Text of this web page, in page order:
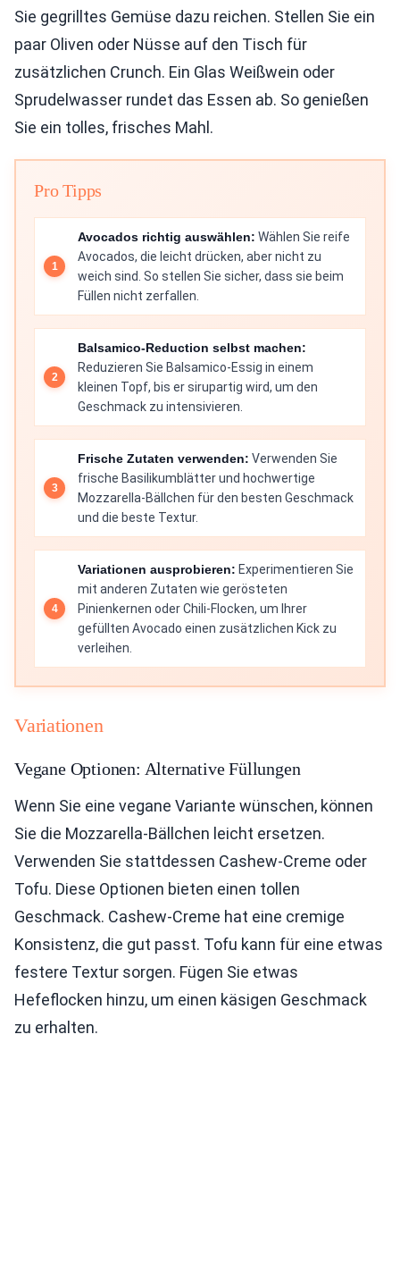
Sie gegrilltes Gemüse dazu reichen. Stellen Sie ein
paar Oliven oder Nüsse auf den Tisch für
zusätzlichen Crunch. Ein Glas Weißwein oder
Sprudelwasser rundet das Essen ab. So genießen
Sie ein tolles, frisches Mahl.
Pro Tipps
Avocados richtig auswählen: Wählen Sie reife
Avocados, die leicht drücken, aber nicht zu
weich sind. So stellen Sie sicher, dass sie beim
Füllen nicht zerfallen.
Balsamico-Reduction selbst machen:
Reduzieren Sie Balsamico-Essig in einem
kleinen Topf, bis er sirupartig wird, um den
Geschmack zu intensivieren.
Frische Zutaten verwenden: Verwenden Sie
frische Basilikumblätter und hochwertige
Mozzarella-Bällchen für den besten Geschmack
und die beste Textur.
Variationen ausprobieren: Experimentieren Sie
mit anderen Zutaten wie gerösteten
Pinienkernen oder Chili-Flocken, um Ihrer
gefüllten Avocado einen zusätzlichen Kick zu
verleihen.
Variationen
Vegane Optionen: Alternative Füllungen
Wenn Sie eine vegane Variante wünschen, können
Sie die Mozzarella-Bällchen leicht ersetzen.
Verwenden Sie stattdessen Cashew-Creme oder
Tofu. Diese Optionen bieten einen tollen
Geschmack. Cashew-Creme hat eine cremige
Konsistenz, die gut passt. Tofu kann für eine etwas
festere Textur sorgen. Fügen Sie etwas
Hefeflocken hinzu, um einen käsigen Geschmack
zu erhalten.